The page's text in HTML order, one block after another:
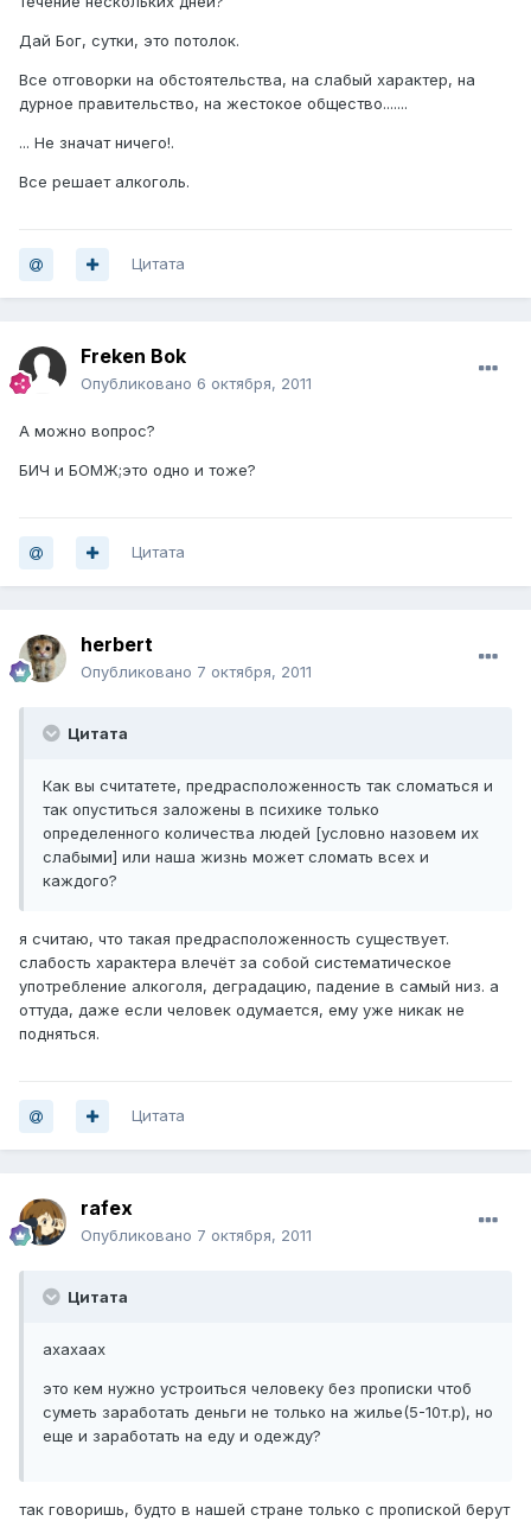
Дай Бог, сутки, это потолок.
Все отговорки на обстоятельства, на слабый характер, на
дурное правительство, на жестокое общество.......
... Не значат ничего!.
Все решает алкоголь.
Цитата
Freken Bok
Опубликовано 6 октября, 2011
А можно вопрос?
БИЧ и БОМЖ;это одно и тоже?
Цитата
herbert
Опубликовано 7 октября, 2011
Цитата
Как вы считатете, предрасположенность так сломаться и
так опуститься заложены в психике только
определенного количества людей [условно назовем их
слабыми] или наша жизнь может сломать всех и
каждого?
я считаю, что такая предрасположенность существует.
слабость характера влечёт за собой систематическое
употребление алкоголя, деградацию, падение в самый низ. а
оттуда, даже если человек одумается, ему уже никак не
подняться.
Цитата
rafex
Опубликовано 7 октября, 2011
Цитата
ахахаах
это кем нужно устроиться человеку без прописки чтоб
суметь заработать деньги не только на жилье(5-10т.р), но
еще и заработать на еду и одежду?
так говоришь, будто в нашей стране только с пропиской берут